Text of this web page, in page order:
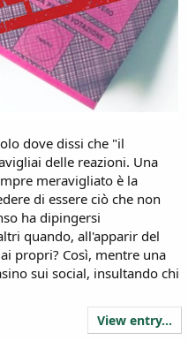
dove dissi che "il
delle reazioni. Una
meravigliato è la
di essere ciò che non
ha dipingersi
quando, all'apparir del
propri? Così, mentre una
sui social, insultando chi
View entry...